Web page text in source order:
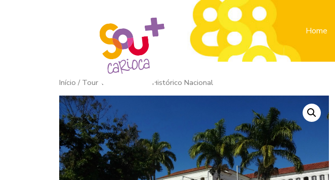
Home
Início / Tour Virtual | Museu Histórico Nacional